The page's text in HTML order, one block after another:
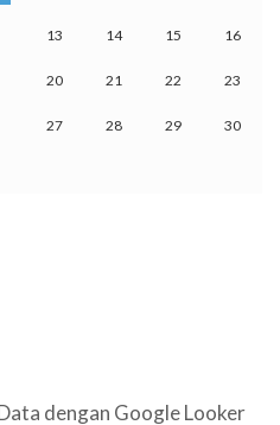
13 14 15 16
20 21 22 23
27 28 29 30
dengan Google Looker